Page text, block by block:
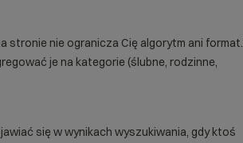
stronie nie ogranicza Cię algorytm ani format.
je na kategorie (ślubne, rodzinne,
się w wynikach wyszukiwania, gdy ktoś